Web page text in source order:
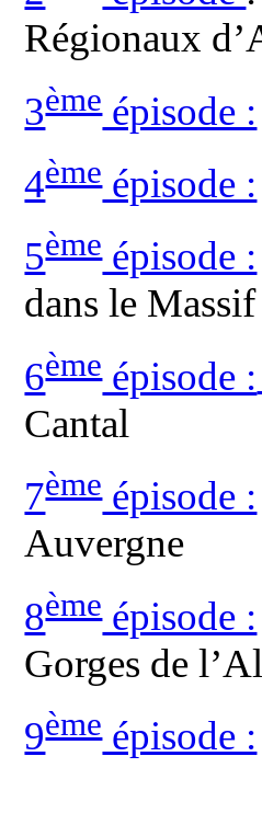
Régionaux
3èmeépisode :
4èmeépisode :
5èmeépisode :
dans le
6èmeépisode :
Cantal
7èmeépisode :
Auvergne
8èmeépisode :
Gorges de
9èmeépisode :